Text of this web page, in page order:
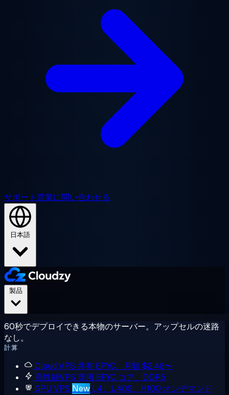
サポート営業に問い合わせる
日本語
60秒でデプロイできる本物のサーバー。アップセルの迷路
なし。
計算
Cloud VPS 共有 EPYC、月額 $2.48〜
高性能VPS 専用 EPYC コア、DDR5
GPU VPS New L4、L40S、H100 オンデマンド